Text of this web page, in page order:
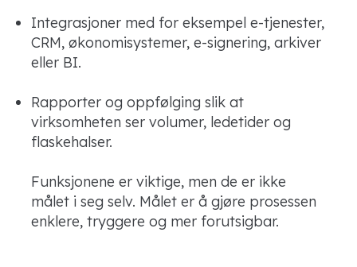
Integrasjoner med for eksempel e-tjenester,
CRM, økonomisystemer, e-signering, arkiver
eller BI.
Rapporter og oppfølging slik at
virksomheten ser volumer, ledetider og
flaskehalser.
Funksjonene er viktige, men de er ikke
målet i seg selv. Målet er å gjøre prosessen
enklere, tryggere og mer forutsigbar.